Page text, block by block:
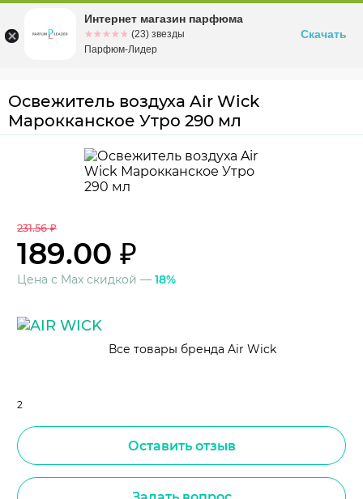
Омскул. Заозерная, 11, к. 1
Освежитель воздуха Air Wick
Марокканское Утро 290 мл
231.56 ₽
189.00 ₽
Цена с Max скидкой — 18%
Все товары бренда Air Wick
2
Оставить отзыв
Интернет магазин парфюма
☆☆☆☆☆
★★★★★ (23) звезды
Парфюм-Лидер
Скачать